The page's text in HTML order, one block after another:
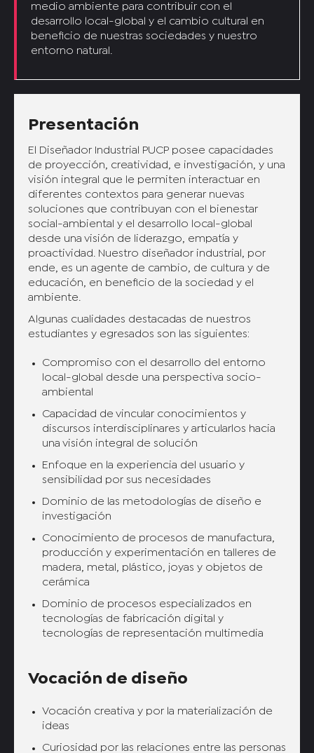
medio ambiente para contribuir con el
desarrollo local-global y el cambio cultural en
beneficio de nuestras sociedades y nuestro
entorno natural.
Presentación
El Diseñador Industrial PUCP posee capacidades
de proyección, creatividad, e investigación, y una
visión integral que le permiten interactuar en
diferentes contextos para generar nuevas
soluciones que contribuyan con el bienestar
social-ambiental y el desarrollo local-global
desde una visión de liderazgo, empatía y
proactividad. Nuestro diseñador industrial, por
ende, es un agente de cambio, de cultura y de
educación, en beneficio de la sociedad y el
ambiente.
Algunas cualidades destacadas de nuestros
estudiantes y egresados son las siguientes:
Compromiso con el desarrollo del entorno
local-global desde una perspectiva socio-
ambiental
Capacidad de vincular conocimientos y
discursos interdisciplinares y articularlos hacia
una visión integral de solución
Enfoque en la experiencia del usuario y
sensibilidad por sus necesidades
Dominio de las metodologías de diseño e
investigación
Conocimiento de procesos de manufactura,
producción y experimentación en talleres de
madera, metal, plástico, joyas y objetos de
cerámica
Dominio de procesos especializados en
tecnologías de fabricación digital y
tecnologías de representación multimedia
Vocación de diseño
Vocación creativa y por la materialización de
ideas
Curiosidad por las relaciones entre las personas